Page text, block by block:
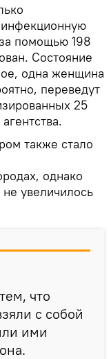
помощью 198
Состояние
одна женщина
переведут
25
также стало
однако
увеличилось
что
с собой
ими